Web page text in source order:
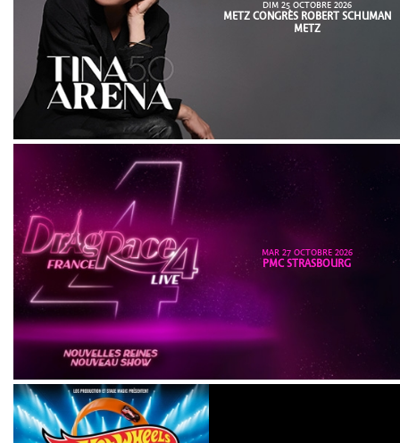
DIM 25 OCTOBRE 2026
METZ CONGRÈS ROBERT SCHUMAN
METZ
MAR 27 OCTOBRE 2026
PMC STRASBOURG